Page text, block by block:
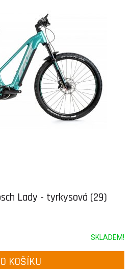
Lady - tyrkysová (29)
SKLADEM!
KOŠÍKU